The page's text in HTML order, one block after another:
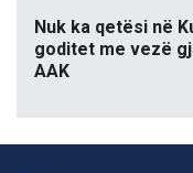
Nuk ka qetësi në
goditet me vezë
AAK